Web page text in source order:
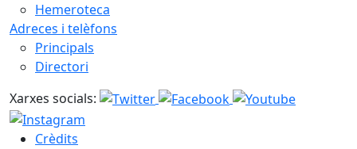
Hemeroteca
Adreces i telèfons
Principals
Directori
Xarxes socials:
Crèdits